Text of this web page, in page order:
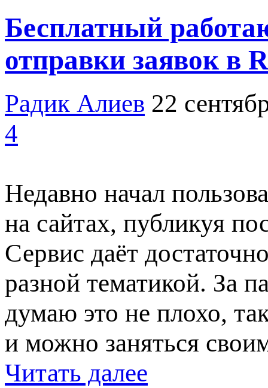
Бесплатный
отправки заявок в
Радик Алиев 22
4
Недавно начал
на сайтах, публикуя
Сервис даёт
разной тематикой. За
думаю это не плохо,
и можно заняться
Читать далее